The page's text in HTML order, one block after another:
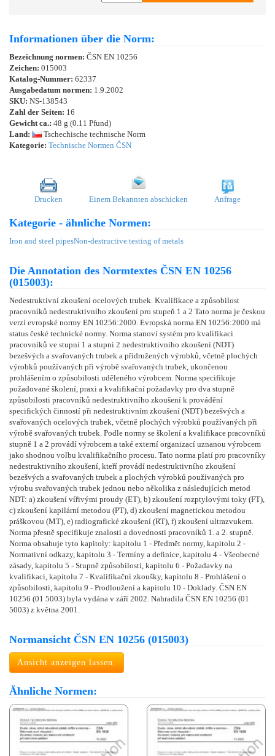
Informationen über die Norm:
Bezeichnung normen: ČSN EN 10256
Zeichen: 015003
Katalog-Nummer: 62337
Ausgabedatum normen: 1.9.2002
SKU: NS-138543
Zahl der Seiten: 16
Gewicht ca.: 48 g (0.11 Pfund)
Land:
Tschechische technische Norm
Kategorie: Technische Normen ČSN
Drucken Einem Bekannten abschicken Anfrage
Kategorie - ähnliche Normen:
Iron and steel pipesNon-destructive testing of metals
Die Annotation des Normtextes ČSN EN 10256
(015003):
Nedestruktivní zkoušení ocelových trubek. Kvalifikace a způsobilost
pracovníků nedestruktivního zkoušení pro stupeň 1 a 2 Tato norma je českou
verzí evropské normy EN 10256:2000. Evropská norma EN 10256:2000 má
status české technické normy. Norma stanoví systém pro kvalifikaci
pracovníků ve stupni 1 a stupni 2 nedestruktivního zkoušení (NDT)
bezešvých a svařovaných trubek a přidružených výrobků, včetně plochých
výrobků používaných při výrobě svařovaných trubek, ukončenou
prohlášením o způsobilosti uděleného výrobcem. Norma specifikuje
požadované školení, praxi a kvalifikační požadavky pro dva stupně
způsobilosti pracovníků nedestruktivního zkoušení k provádění
specifických činností při nedestruktivním zkoušení (NDT) bezešvých a
svařovaných ocelových trubek, včetně plochých výrobků používaných při
výrobě svařovaných trubek. Podle normy se školení a kvalifikace pracovníků
stupně 1 a 2 provádí výrobcem a také externí organizací uznanou výrobcem
jako shodnou volbu kvalifikačního procesu. Tato norma platí pro pracovníky
nedestruktivního zkoušení, kteří provádí nedestruktivního zkoušení
bezešvých a svařovaných trubek a plochých výrobků používaných pro
výrobu svařovaných trubek jednou nebo několika z následujících metod
NDT: a) zkoušení vířivými proudy (ET), b) zkoušení rozptylovými toky (FT),
c) zkoušení kapilární metodou (PT), d) zkoušení magnetickou metodou
práškovou (MT), e) radiografické zkoušení (RT), f) zkoušení ultrazvukem.
Norma přesně specifikuje znalosti a dovednosti pracovníků 1. a 2. stupně.
Norma obsahuje tyto kapitoly: kapitolu 1 - Předmět normy, kapitolu 2 -
Normativní odkazy, kapitolu 3 - Termíny a definice, kapitolu 4 - Všeobecné
zásady, kapitolu 5 - Stupně způsobilosti, kapitolu 6 - Požadavky na
kvalifikaci, kapitolu 7 - Kvalifikační zkoušky, kapitolu 8 - Prohlášení o
způsobilosti, kapitolu 9 - Prodloužení a kapitolu 10 - Doklady. ČSN EN
10256 (01 5003) byla vydána v září 2002. Nahradila ČSN EN 10256 (01
5003) z května 2001.
Normansicht ČSN EN 10256 (015003)
Ansicht anzeigen lassen.
Ähnliche Normen: